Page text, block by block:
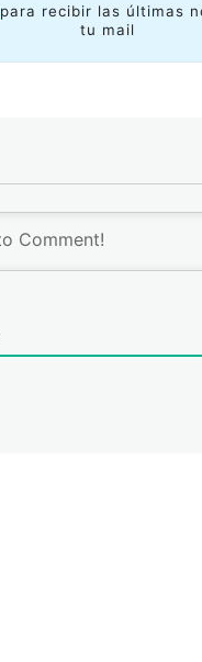
para recibir las últimas
tu mail